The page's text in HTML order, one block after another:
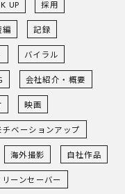
UP 採用
編 記録
バイラル
会社紹介・概要
映画
チベーションアップ
海外撮影 自社作品
リーンセーバー